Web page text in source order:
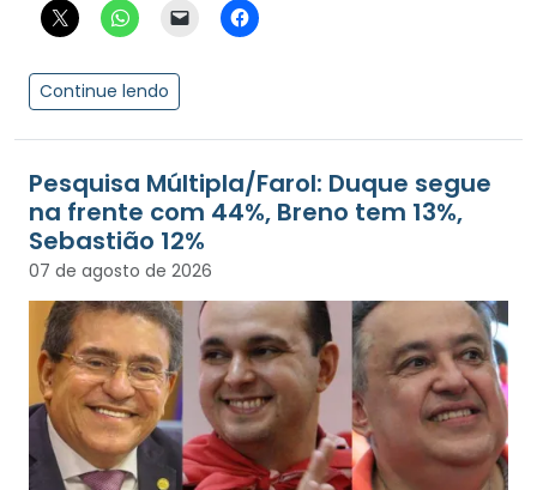
Continue lendo
Pesquisa Múltipla/Farol: Duque segue
na frente com 44%, Breno tem 13%,
Sebastião 12%
07 de agosto de 2026